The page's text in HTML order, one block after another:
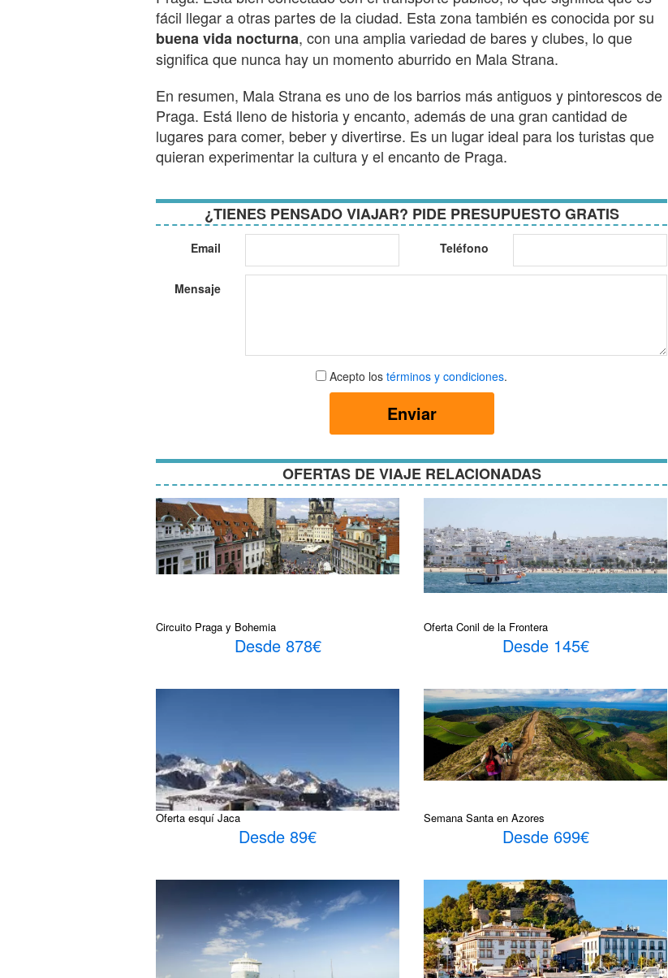
fácil llegar a otras partes de la ciudad. Esta zona también es conocida por su
buena vida nocturna, con una amplia variedad de bares y clubes, lo que
significa que nunca hay un momento aburrido en Mala Strana.
En resumen, Mala Strana es uno de los barrios más antiguos y pintorescos de
Praga. Está lleno de historia y encanto, además de una gran cantidad de
lugares para comer, beber y divertirse. Es un lugar ideal para los turistas que
quieran experimentar la cultura y el encanto de Praga.
¿TIENES PENSADO VIAJAR? PIDE PRESUPUESTO GRATIS
Email Teléfono
Mensaje
Aceptar
términos
Acepto los términos y condiciones.
Enviar
OFERTAS DE VIAJE RELACIONADAS
Circuito Praga y Bohemia
Desde 878€
Oferta Conil de la Frontera
Desde 145€
Oferta esquí Jaca
Desde 89€
Semana Santa en Azores
Desde 699€